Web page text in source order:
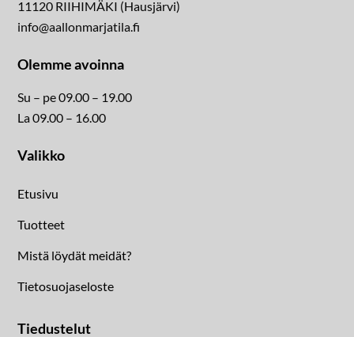
11120 RIIHIMÄKI (Hausjärvi)
info@aallonmarjatila.fi
Olemme avoinna
Su – pe 09.00 – 19.00
La 09.00 – 16.00
Valikko
Etusivu
Tuotteet
Mistä löydät meidät?
Tietosuojaseloste
Tiedustelut